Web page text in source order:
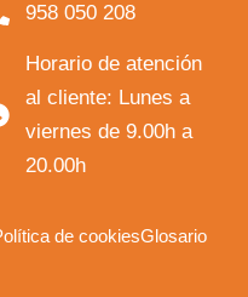
958 050 208
Horario de atención
al cliente: Lunes a
viernes de 9.00h a
20.00h
de cookiesGlosario